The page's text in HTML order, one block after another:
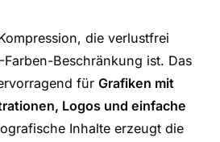
die verlustfrei
Beschränkung ist. Das
für Grafiken mit
Logos und einfache
Inhalte erzeugt die